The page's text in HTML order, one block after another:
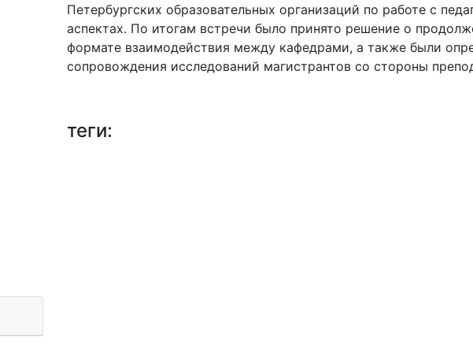
Петербургских образовательных организаций по работе с
аспектах. По итогам встречи было принято решение о
формате взаимодействия между кафедрами, а также были
сопровождения исследований магистрантов со стороны
теги: